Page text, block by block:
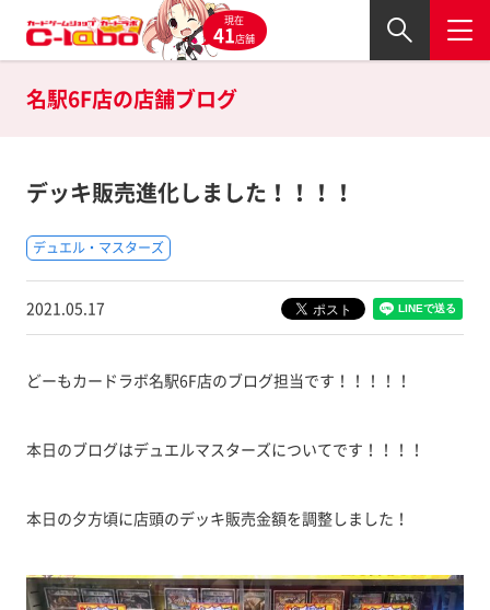
現在
41店舗
名駅6F店の店舗ブログ
デッキ販売進化しました！！！！
デュエル・マスターズ
2021.05.17
どーもカードラボ名駅6F店のブログ担当です！！！！！
本日のブログはデュエルマスターズについてです！！！！
本日の夕方頃に店頭のデッキ販売金額を調整しました！